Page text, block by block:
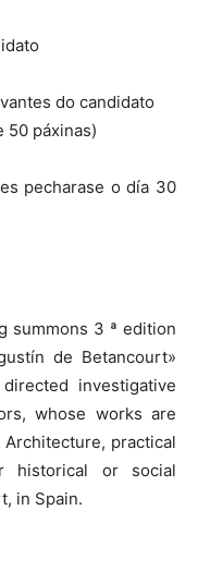
do candidato
50 páxinas)
pecharase o día 30
summons 3 ª edition
de Betancourt»
investigative
whose works are
practical
historical or social
in Spain.